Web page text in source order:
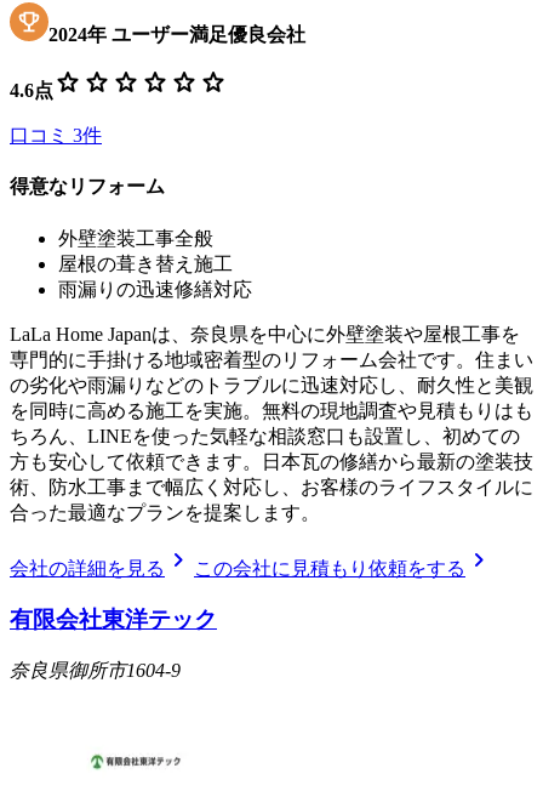
2024年 ユーザー満足優良会社
4.6点 star star star star star star
口コミ 3件
得意なリフォーム
外壁塗装工事全般
屋根の葺き替え施工
雨漏りの迅速修繕対応
LaLa Home Japanは、奈良県を中心に外壁塗装や屋根工事を
専門的に手掛ける地域密着型のリフォーム会社です。住まい
の劣化や雨漏りなどのトラブルに迅速対応し、耐久性と美観
を同時に高める施工を実施。無料の現地調査や見積もりはも
ちろん、LINEを使った気軽な相談窓口も設置し、初めての
方も安心して依頼できます。日本瓦の修繕から最新の塗装技
術、防水工事まで幅広く対応し、お客様のライフスタイルに
合った最適なプランを提案します。
会社の詳細を見る chevron_right この会社に見積もり依頼をする chevron_right
有限会社東洋テック
奈良県御所市1604-9